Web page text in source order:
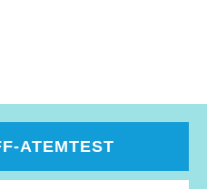
ATEMTEST